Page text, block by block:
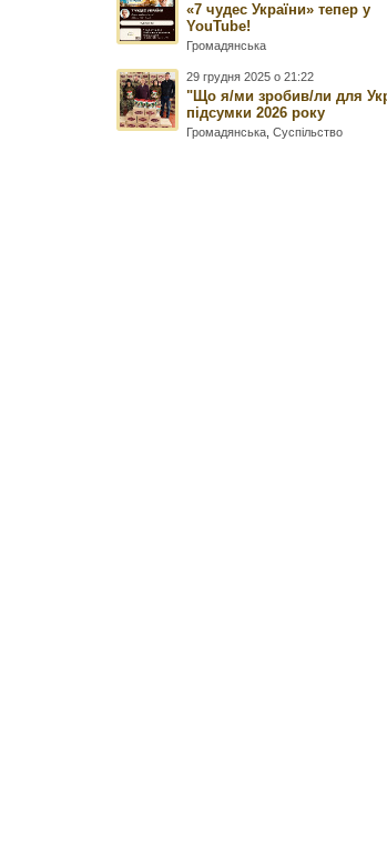
«7 чудес України» тепер у
YouTube!
Громадянська
29 грудня 2025 о 21:22
"Що я/ми зробив/ли для
підсумки 2026 року
Громадянська ,Суспільство